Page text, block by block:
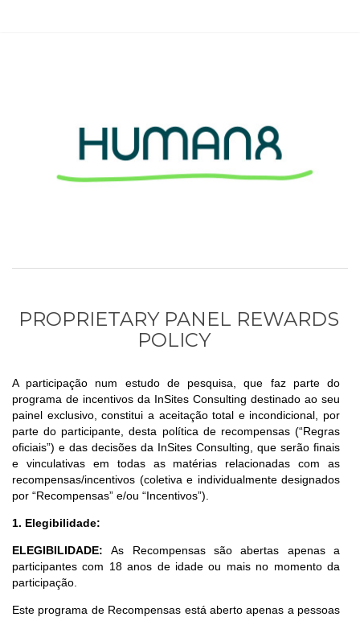
PROPRIETARY PANEL REWARDS
POLICY
A participação num estudo de pesquisa, que faz parte do
programa de incentivos da InSites Consulting destinado ao seu
painel exclusivo, constitui a aceitação total e incondicional, por
parte do participante, desta política de recompensas (“Regras
oficiais”) e das decisões da InSites Consulting, que serão finais
e vinculativas em todas as matérias relacionadas com as
recompensas/incentivos (coletiva e individualmente designados
por “Recompensas” e/ou “Incentivos”).
1. Elegibilidade:
ELEGIBILIDADE:As Recompensas são abertas apenas a
participantes com 18 anos de idade ou mais no momento da
participação.
Este programa de Recompensas está aberto apenas a pessoas